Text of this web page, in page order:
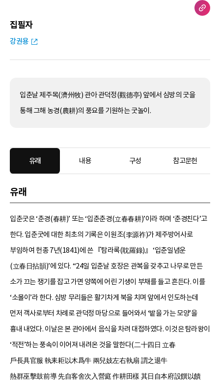
집필자
강권용
입춘날 제주목(濟州牧) 관아 관덕정(觀德亭) 앞에서 심방의 굿을
통해 그해 농경(農耕)의 풍요를 기원하는 굿놀이.
유래 내용 구성 참고문헌
유래
입춘굿은 ‘춘경(春耕)’ 또는 ‘입춘춘경(立春春耕)’이라 하며 ‘춘경친다’고
한다. 입춘굿에 대한 최초의 기록은 이원조(李源祚)가 제주방어사로
부임하여 헌종 7년(1841)에 쓴 『탐라록(耽羅錄)』 ‘입춘일념운
(立春日拈韻)’에 있다. “24일 입춘날 호장은 관복을 갖추고 나무로 만든
소가 끄는 쟁기를 잡고 가면 양쪽에 어린 기생이 부채를 들고 흔든다. 이를
‘소몰이’라 한다. 심방 무리들은 활기차게 북을 치며 앞에서 인도하는데
먼저 객사로부터 차례로 관덕정 마당으로 들어와서 ‘밭을 가는 모양’을
흉내 내었다. 이날은 본 관아에서 음식을 차려 대접하였다. 이것은 탐라왕이
‘적전’하는 풍속이 이어져 내려온 것을 말한다(二十四日 立春
戶長具官服 執耒耟以木爲牛 兩兒妓左右執扇 謂之退牛
熱群巫擊鼓前導 先自客舍次入營庭 作耕田樣 其日自本府設饌以饋